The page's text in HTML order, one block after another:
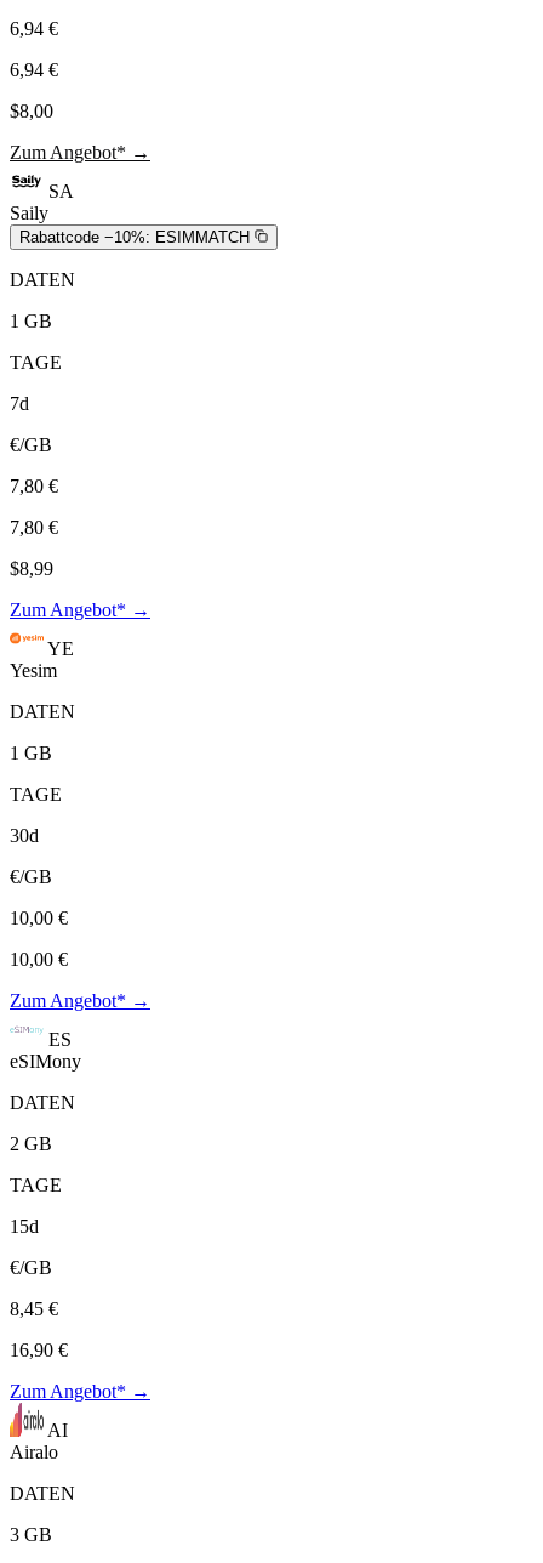
6,94 €
6,94 €
$8,00
Zum Angebot* →
SA
Saily
Rabattcode −10%: ESIMMATCH
DATEN
1 GB
TAGE
7d
€/GB
7,80 €
7,80 €
$8,99
Zum Angebot* →
YE
Yesim
DATEN
1 GB
TAGE
30d
€/GB
10,00 €
10,00 €
Zum Angebot* →
ES
eSIMony
DATEN
2 GB
TAGE
15d
€/GB
8,45 €
16,90 €
Zum Angebot* →
AI
Airalo
DATEN
3 GB